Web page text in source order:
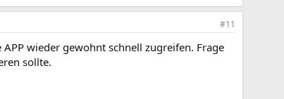
#11
wieder gewohnt schnell zugreifen. Frage
sollte.